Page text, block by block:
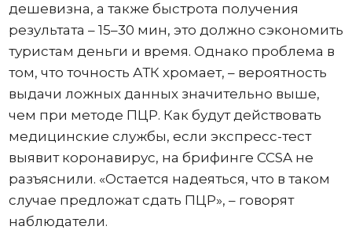
дешевизна, а также быстрота получения
результата – 15–30 мин, это должно сэкономить
туристам деньги и время. Однако проблема в
том, что точность АТК хромает, – вероятность
выдачи ложных данных значительно выше,
чем при методе ПЦР. Как будут действовать
медицинские службы, если экспресс-тест
выявит коронавирус, на брифинге CCSA не
разъяснили. «Остается надеяться, что в таком
случае предложат сдать ПЦР», – говорят
наблюдатели.